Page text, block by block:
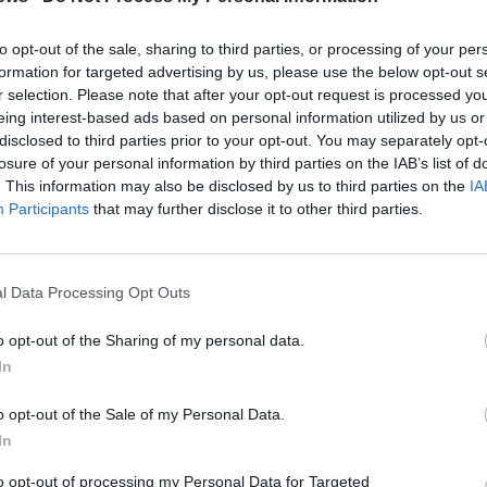
opt-out of the sale, sharing to third parties, or processing of your
for targeted advertising by us, please use the below opt-out
selection. Please note that after your opt-out request is processed
interest-based ads based on personal information utilized by us
to third parties prior to your opt-out. You may separately
of your personal information by third parties on the IAB’s list of
This information may also be disclosed by us to third parties on the
Participants that may further disclose it to other third parties.
Data Processing Opt Outs
opt-out of the Sharing of my personal data.
opt-out of the Sale of my Personal Data.
opt-out of processing my Personal Data for Targeted
και να τυλιχθεί στις φλόγες, με τους δύο
Καλαμάτας και είναι εκτός κινδύνου.